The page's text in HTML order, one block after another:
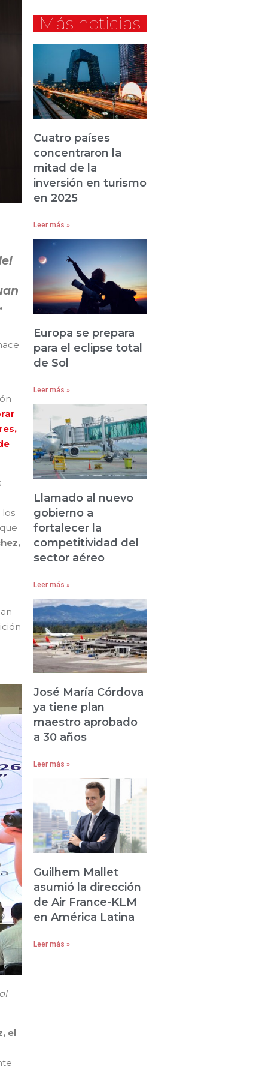
los
el
Más noticias
Cuatro países
concentraron la
mitad de la
inversión en turismo
en 2025
Leer más »
Europa se prepara
para el eclipse total
de Sol
Leer más »
Llamado al nuevo
gobierno a
fortalecer la
competitividad del
sector aéreo
Leer más »
José María Córdova
ya tiene plan
maestro aprobado
a 30 años
Leer más »
Guilhem Mallet
asumió la dirección
de Air France-KLM
en América Latina
Leer más »